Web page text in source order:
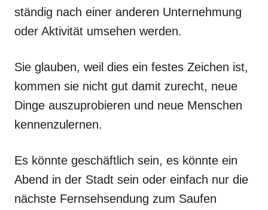
ständig nach einer anderen Unternehmung
oder Aktivität umsehen werden.
Sie glauben, weil dies ein festes Zeichen ist,
kommen sie nicht gut damit zurecht, neue
Dinge auszuprobieren und neue Menschen
kennenzulernen.
Es könnte geschäftlich sein, es könnte ein
Abend in der Stadt sein oder einfach nur die
nächste Fernsehsendung zum Saufen